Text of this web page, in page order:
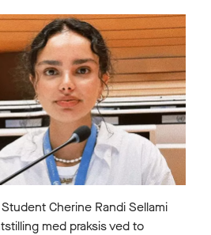
Cherine Randi Sellami
med praksis ved to